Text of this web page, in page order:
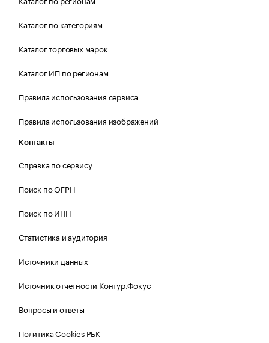
Каталог по категориям
Каталог торговых марок
Каталог ИП по регионам
Правила использования сервиса
Правила использования изображений
Контакты
Справка по сервису
Поиск по ОГРН
Поиск по ИНН
Статистика и аудитория
Источники данных
Источник отчетности Контур.Фокус
Вопросы и ответы
Политика Cookies РБК